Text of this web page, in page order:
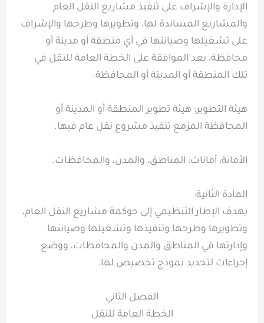
الإدارة والإشراف على تنفيذ مشاريع النقل العام
والمشاريع المساندة لها، وتطويرها وطرحها والإشراف
على تشغيلها وصيانتها في أي منطقة أو مدينة أو
محافظة، بعد الموافقة على الخطة العامة للنقل في
تلك المنطقة أو المدينة أو المحافظة.
هيئة التطوير: هيئة تطوير المنطقة أو المدينة أو
المحافظة المزمع تنفيذ مشروع نقل عام فيها.
الأمانة: أمانات: المناطق، والمدن، والمحافظات.
المادة الثانية:
يهدف الإطار التنظيمي إلى حوكمة مشاريع النقل العام،
وتطويرها وطرحها وتنفيذها وتشغيلها وصيانتها
وإدارتها في المناطق والمدن والمحافظات، ووضع
إجراءات لتحديد نموذج تخصيص لها.
الفصل الثاني
الخطة العامة للنقل